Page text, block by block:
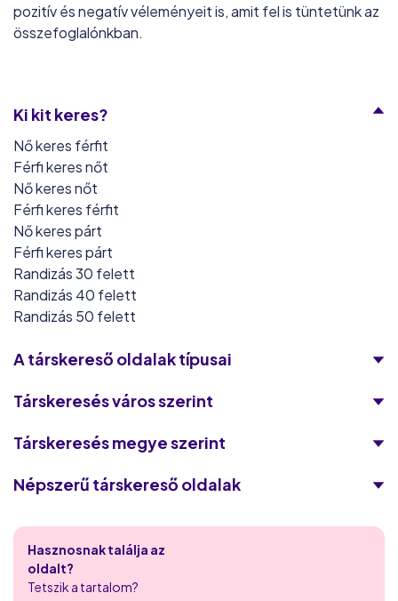
pozitív és negatív véleményeit is, amit fel is tüntetünk az
összefoglalónkban.
Ki kit keres?
Nő keres férfit
Férfi keres nőt
Nő keres nőt
Férfi keres férfit
Nő keres párt
Férfi keres párt
Randizás 30 felett
Randizás 40 felett
Randizás 50 felett
A társkereső oldalak típusai
Társkeresés város szerint
Társkeresés megye szerint
Népszerű társkereső oldalak
Victoria Milan
Flirthits
Hasznosnak találja az
oldalt?
Tetszik a tartalom?